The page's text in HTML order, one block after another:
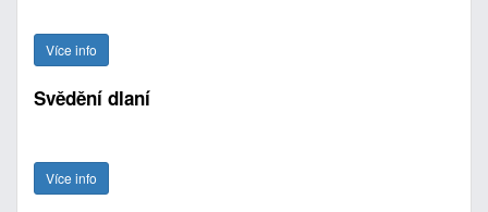
Více info
Svědění dlaní
Více info